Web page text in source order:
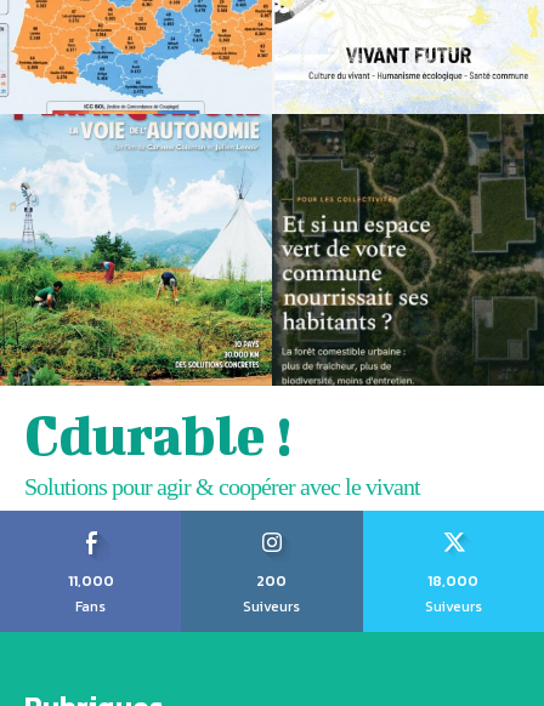
Cdurable !
Solutions pour agir & coopérer avec le vivant
11,000
Fans
200
Suiveurs
18,000
Suiveurs